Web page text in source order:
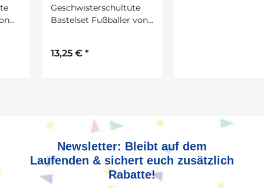
Geschwisterschultüte
Bastelset Fußballer von
*
Bastelset Fuchs von
Newsletter: Bleibt auf dem
Laufenden & sichert euch zusätzlich
Rabatte!